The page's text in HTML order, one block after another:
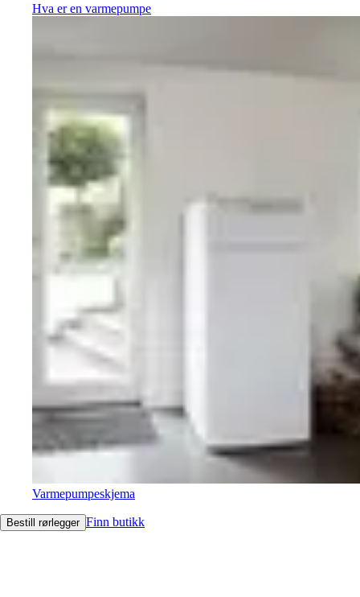
Hva er en varmepumpe
Varmepumpeskjema
Bestill rørlegger Finn butikk